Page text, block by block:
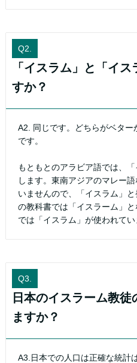
Q2.
「イスラム」と「イ
すか？
A2. 同じです。どちらがベター
です。
もともとのアラビア語では、
します。東南アジアのマレー
いませんので、「イスラム」
の教科書では「イスラーム」
では「イスラム」が使われてい
Q3.
日本のイスラーム教
ますか？
A3.日本での人口は正確な統計